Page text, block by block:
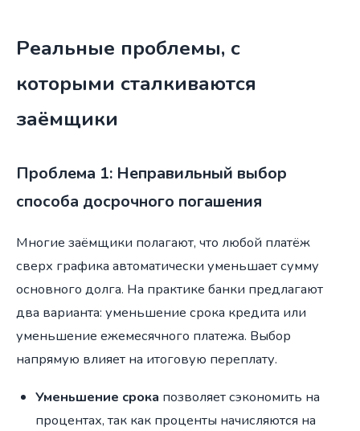
Реальные проблемы, с
которыми сталкиваются
заёмщики
Проблема 1: Неправильный выбор
способа досрочного погашения
Многие заёмщики полагают, что любой платёж
сверх графика автоматически уменьшает сумму
основного долга. На практике банки предлагают
два варианта: уменьшение срока кредита или
уменьшение ежемесячного платежа. Выбор
напрямую влияет на итоговую переплату.
Уменьшение срока позволяет сэкономить на
процентах, так как проценты начисляются на